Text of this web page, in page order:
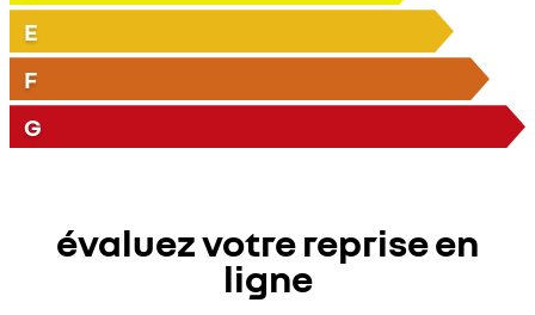
E
F
G
évaluez votre reprise en
ligne